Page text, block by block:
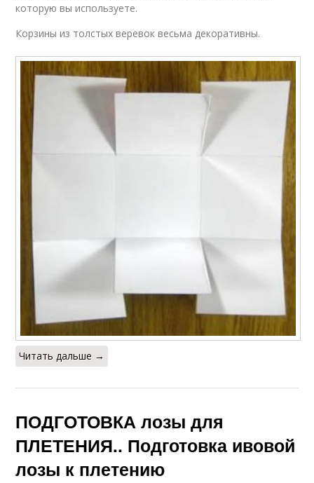
которую вы используете.
Корзины из толстых веревок весьма декоративны.
Читать дальше →
ПОДГОТОВКА лозы для
ПЛЕТЕНИЯ.. Подготовка ивовой
лозы к плетению